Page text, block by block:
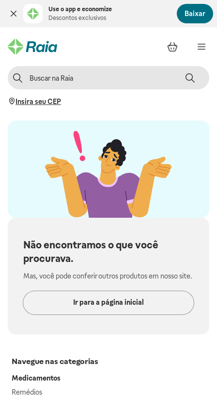
Use o app e economize
Descontos exclusivos
Baixar
Insira seu CEP
Não encontramos o que você
procurava.
Mas, você pode conferir outros produtos em nosso site.
Ir para a página inicial
Navegue nas categorias
Medicamentos
Remédios